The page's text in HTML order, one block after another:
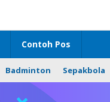
Contoh Pos
Badminton Sepakbola